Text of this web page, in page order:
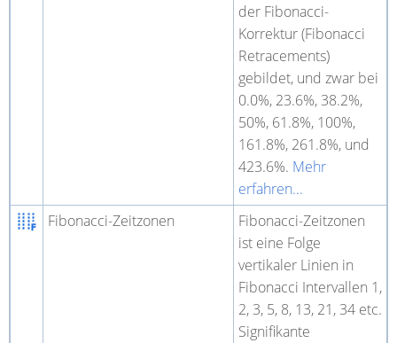
der Fibonacci-
Korrektur (Fibonacci
Retracements)
gebildet, und zwar bei
0.0%, 23.6%, 38.2%,
50%, 61.8%, 100%,
161.8%, 261.8%, und
423.6%. Mehr
erfahren...
Fibonacci-Zeitzonen
Fibonacci-Zeitzonen
ist eine Folge
vertikaler Linien in
Fibonacci Intervallen 1,
2, 3, 5, 8, 13, 21, 34 etc.
Signifikante